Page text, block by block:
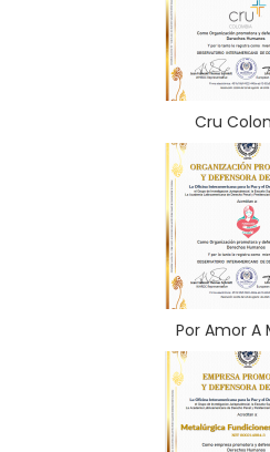
Cru
Por Amor A